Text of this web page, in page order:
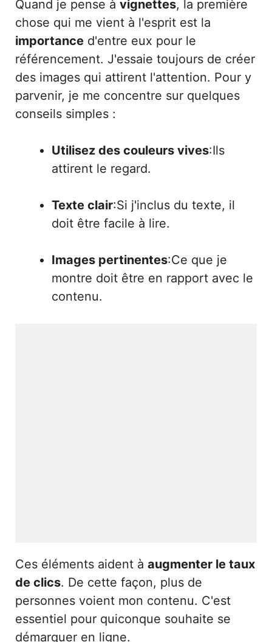
Quand je pense à vignettes, la première
chose qui me vient à l'esprit est la
importance d'entre eux pour le
référencement. J'essaie toujours de créer
des images qui attirent l'attention. Pour y
parvenir, je me concentre sur quelques
conseils simples :
Utilisez des couleurs vives:Ils
attirent le regard.
Texte clair:Si j'inclus du texte, il
doit être facile à lire.
Images pertinentes:Ce que je
montre doit être en rapport avec le
contenu.
Ces éléments aident à augmenter le taux
de clics. De cette façon, plus de
personnes voient mon contenu. C'est
essentiel pour quiconque souhaite se
démarquer en ligne.